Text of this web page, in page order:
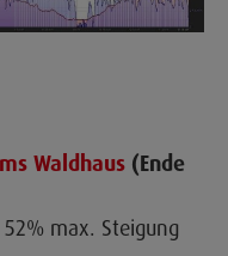
Waldhaus (Ende
max. Steigung